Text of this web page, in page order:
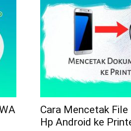
Cara Mencetak File
Hp Android ke